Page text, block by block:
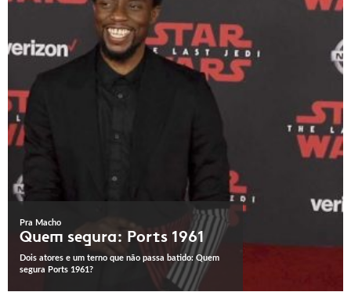
Pra Macho
Quem segura: Ports 1961
Dois atores e um terno que não passa batido: Quem
segura Ports 1961?